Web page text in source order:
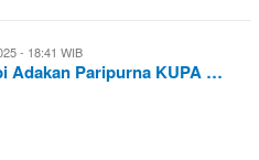
- 18:41 WIB
Adakan Paripurna KUPA …